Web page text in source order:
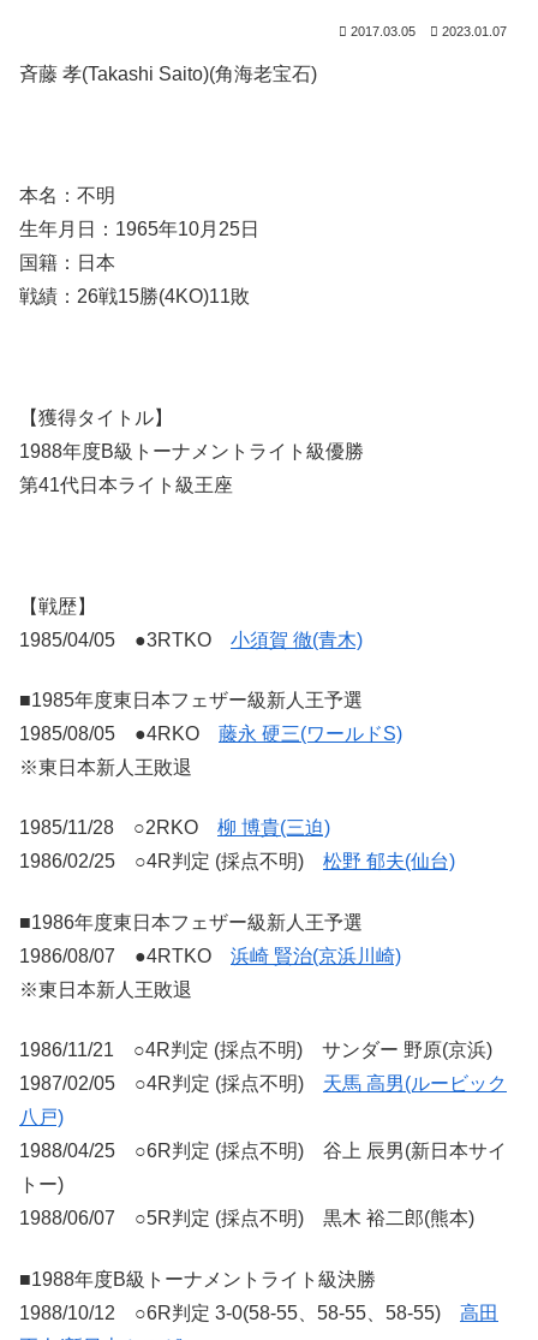
2017.03.05 2023.01.07
斉藤 孝(Takashi Saito)(角海老宝石)
本名：不明
生年月日：1965年10月25日
国籍：日本
戦績：26戦15勝(4KO)11敗
【獲得タイトル】
1988年度B級トーナメントライト級優勝
第41代日本ライト級王座
【戦歴】
1985/04/05 ●3RTKO 小須賀 徹(青木)
■1985年度東日本フェザー級新人王予選
1985/08/05 ●4RKO 藤永 硬三(ワールドS)
※東日本新人王敗退
1985/11/28 ○2RKO 柳 博貴(三迫)
1986/02/25 ○4R判定 (採点不明) 松野 郁夫(仙台)
■1986年度東日本フェザー級新人王予選
1986/08/07 ●4RTKO 浜崎 賢治(京浜川崎)
※東日本新人王敗退
1986/11/21 ○4R判定 (採点不明) サンダー 野原(京浜)
1987/02/05 ○4R判定 (採点不明) 天馬 高男(ルービック
八戸)
1988/04/25 ○6R判定 (採点不明) 谷上 辰男(新日本サイ
トー)
1988/06/07 ○5R判定 (採点不明) 黒木 裕二郎(熊本)
■1988年度B級トーナメントライト級決勝
1988/10/12 ○6R判定 3-0(58-55、58-55、58-55) 高田